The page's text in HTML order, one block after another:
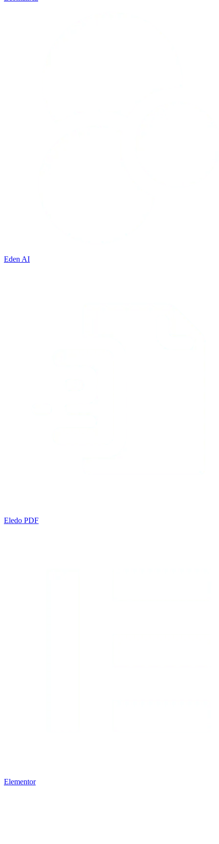
Eden AI
Eledo PDF
Elementor